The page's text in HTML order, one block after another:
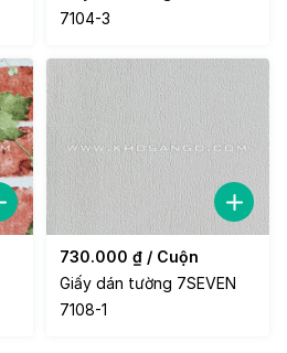
7104-3
730.000 ₫ / Cuộn
Giấy dán tường 7SEVEN
7108-1